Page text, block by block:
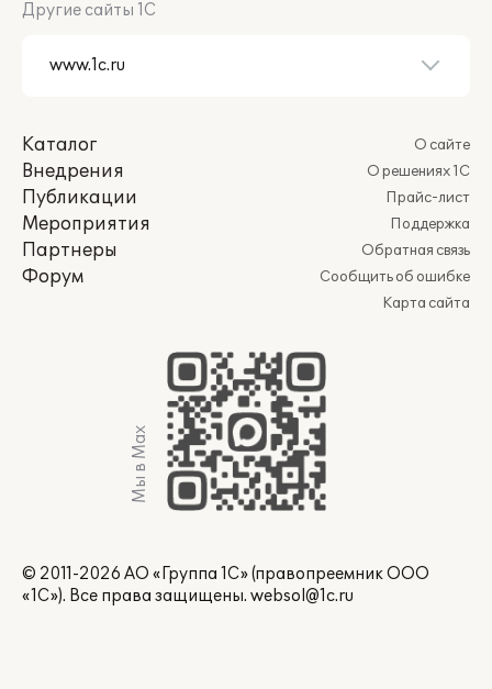
Другие сайты 1С
Каталог
Внедрения
Публикации
Мероприятия
Партнеры
Форум
О сайте
О решениях 1С
Прайс-лист
Поддержка
Обратная связь
Сообщить об ошибке
Карта сайта
Мы в Max
© 2011-2026 АО «Группа 1С» (правопреемник ООО
«1С»). Все права защищены. websol@1c.ru